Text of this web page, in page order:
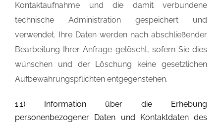
Kontaktaufnahme und die damit verbundene
technische Administration gespeichert und
verwendet. Ihre Daten werden nach abschließender
Bearbeitung Ihrer Anfrage gelöscht, sofern Sie dies
wünschen und der Löschung keine gesetzlichen
Aufbewahrungspflichten entgegenstehen.
1.1) Information über die Erhebung
personenbezogener Daten und Kontaktdaten des